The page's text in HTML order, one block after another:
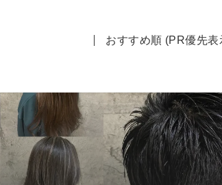
おすすめ順 (PR優先表